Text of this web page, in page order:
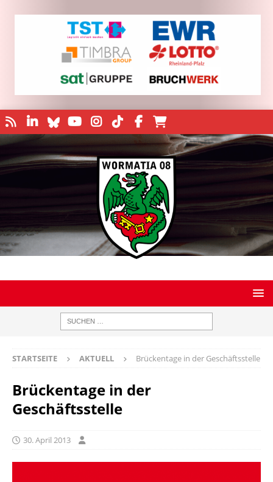
STARTSEITE AKTUELL Brückentage in der Geschäftsstelle
Brückentage in der
Geschäftsstelle
30. April 2013